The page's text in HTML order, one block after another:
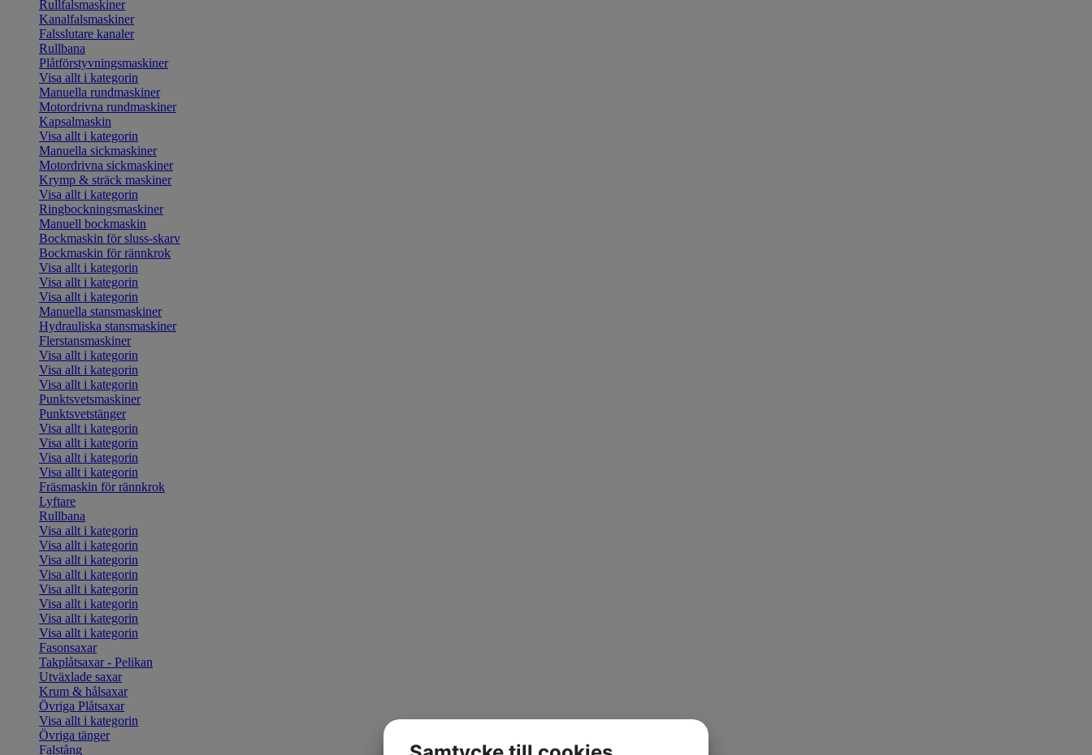
Rullfalsmaskiner
Kanalfalsmaskiner
Falsslutare kanaler
Rullbana
Plåtförstyvningsmaskiner
Visa allt i kategorin
Manuella rundmaskiner
Motordrivna rundmaskiner
Kapsalmaskin
Visa allt i kategorin
Manuella sickmaskiner
Motordrivna sickmaskiner
Krymp & sträck maskiner
Visa allt i kategorin
Ringbockningsmaskiner
Manuell bockmaskin
Bockmaskin för sluss-skarv
Bockmaskin för rännkrok
Visa allt i kategorin
Visa allt i kategorin
Visa allt i kategorin
Manuella stansmaskiner
Hydrauliska stansmaskiner
Flerstansmaskiner
Visa allt i kategorin
Visa allt i kategorin
Visa allt i kategorin
Punktsvetsmaskiner
Punktsvetstänger
Visa allt i kategorin
Visa allt i kategorin
Visa allt i kategorin
Visa allt i kategorin
Fräsmaskin för rännkrok
Lyftare
Rullbana
Visa allt i kategorin
Visa allt i kategorin
Visa allt i kategorin
Visa allt i kategorin
Visa allt i kategorin
Visa allt i kategorin
Visa allt i kategorin
Visa allt i kategorin
Fasonsaxar
Takplåtsaxar - Pelikan
Utväxlade saxar
Krum & hålsaxar
Övriga Plåtsaxar
Visa allt i kategorin
Övriga tänger
Falstång